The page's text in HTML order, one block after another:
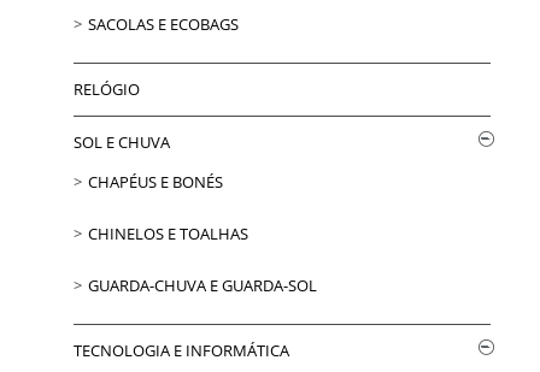
SACOLAS E ECOBAGS
RELÓGIO
SOL E CHUVA
CHAPÉUS E BONÉS
CHINELOS E TOALHAS
GUARDA-CHUVA E GUARDA-SOL
TECNOLOGIA E INFORMÁTICA